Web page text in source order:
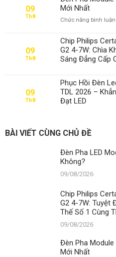
09
Th8
Mới Nhất
Chức năng bình luận
09
Th8
Chip Philips
G2 4-7W: Chìa
Sáng Đẳng Cấp
09
Th8
Phục Hồi Đèn
TDL 2026 –
Đạt LED
BÀI VIẾT CÙNG CHỦ ĐỀ
Đèn Pha LED
Không?
09/08/2026
Chip Philips
G2 4-7W: Tuyệt
Thế Số 1 Cùng
09/08/2026
Đèn Pha Module
Mới Nhất